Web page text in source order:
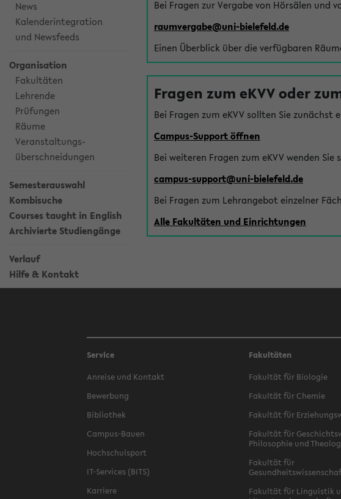
News
Kalenderintegration
und Newsfeeds
Organisation
Fakultäten
Lehrende
Prüfungen
Räume
Veranstaltungs-
überschneidungen
Semesterauswahl
Kombisuche
Courses taught in English
Archivierte Studiengänge
Verlauf
Hilfe & Kontakt
Bei Fragen zur Vergabe von Hörsälen und
raumvergabe@uni-bielefeld.de
Einen Überblick über die verfügbaren
Fragen zum eKVV oder
Bei Fragen zum eKVV sollten Sie
Campus-Support öffnen
Bei weiteren Fragen zum eKVV wenden
campus-support@uni-bielefeld.de
Bei Fragen zum Lehrangebot einzelner
Alle Fakultäten und Einrichtungen
Service
Anreise und Kontakt
Bewerbung
Bibliothek
Campus-Bauen
Hochschulsport
IT-Services (BITS)
Karriere
Fakultäten
Fakultät für Biologie
Fakultät für Chemie
Fakultät für
Fakultät für
Philosophie und
Fakultät für
Fakultät für Linguistik